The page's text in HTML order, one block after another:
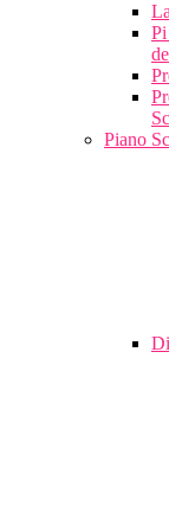
Piano